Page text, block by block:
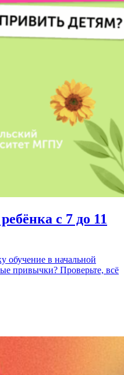
с 7 до 11
обучение в начальной
привычки? Проверьте, всё